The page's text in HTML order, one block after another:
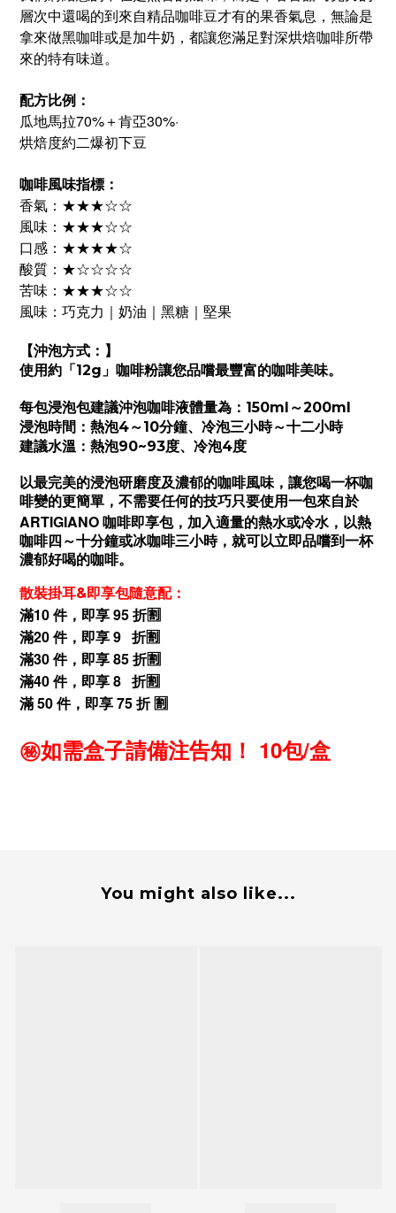
層次中還喝的到來自精品咖啡豆才有的果香氣息，無論是
拿來做黑咖啡或是加牛奶，都讓您滿足對深烘焙咖啡所帶
來的特有味道。
配方比例：
瓜地馬拉70%＋肯亞30%·
烘焙度約二爆初下豆
咖啡風味指標：
香氣：★★★☆☆
風味：★★★☆☆
口感：★★★★☆
酸質：★☆☆☆☆
苦味：★★★☆☆
風味：巧克力｜奶油｜黑糖｜堅果
【沖泡方式：】
使用約「12g」咖啡粉讓您品嚐最豐富的咖啡美味。
每包浸泡包建議沖泡咖啡液體量為：150ml～200ml
浸泡時間：熱泡4～10分鐘、冷泡三小時～十二小時
建議水溫：熱泡90~93度、冷泡4度
以最完美的浸泡研磨度及濃郁的咖啡風味，讓您喝一杯咖
啡變的更簡單，不需要任何的技巧只要使用一包來自於
ARTIGIANO 咖啡即享包，加入適量的熱水或冷水，以熱
咖啡四～十分鐘或冰咖啡三小時，就可以立即品嚐到一杯
濃郁好喝的咖啡。
散裝掛耳&即享包隨意配：
滿10 件，即享 95 折🈹
滿20 件，即享 9 折🈹
滿30 件，即享 85 折🈹
滿40 件，即享 8 折🈹
滿 50 件，即享 75 折 🈹
㊙️如需盒子請備注告知！ 10包/盒
You might also like...